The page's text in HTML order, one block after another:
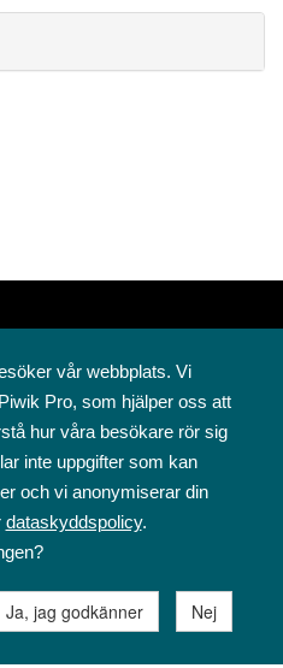
vänner rf
12
570
vår webbplats. Vi
Pro, som hjälper oss att
hur våra besökare rör sig
inte uppgifter som kan
och vi anonymiserar din
dataskyddspolicy.
Ja, jag godkänner Nej